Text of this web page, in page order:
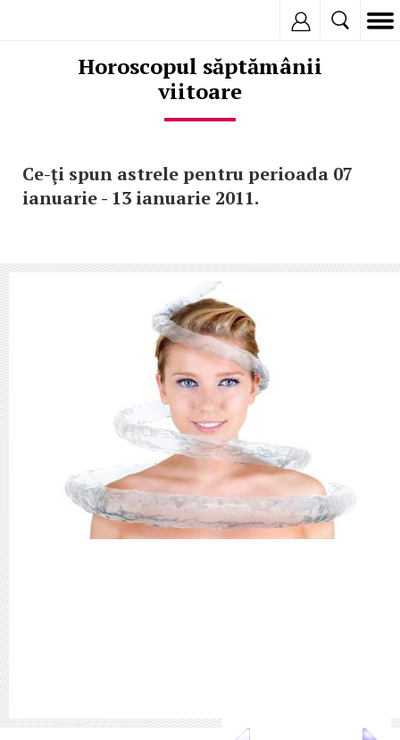
Horoscopul săptămânii
viitoare
Ce-ţi spun astrele pentru perioada 07
ianuarie - 13 ianuarie 2011.